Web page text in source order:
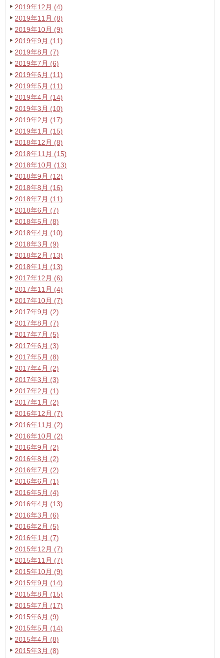
2019年12月 (4)
2019年11月 (8)
2019年10月 (9)
2019年9月 (11)
2019年8月 (7)
2019年7月 (6)
2019年6月 (11)
2019年5月 (11)
2019年4月 (14)
2019年3月 (10)
2019年2月 (17)
2019年1月 (15)
2018年12月 (8)
2018年11月 (15)
2018年10月 (13)
2018年9月 (12)
2018年8月 (16)
2018年7月 (11)
2018年6月 (7)
2018年5月 (8)
2018年4月 (10)
2018年3月 (9)
2018年2月 (13)
2018年1月 (13)
2017年12月 (6)
2017年11月 (4)
2017年10月 (7)
2017年9月 (2)
2017年8月 (7)
2017年7月 (5)
2017年6月 (3)
2017年5月 (8)
2017年4月 (2)
2017年3月 (3)
2017年2月 (1)
2017年1月 (2)
2016年12月 (7)
2016年11月 (2)
2016年10月 (2)
2016年9月 (2)
2016年8月 (2)
2016年7月 (2)
2016年6月 (1)
2016年5月 (4)
2016年4月 (13)
2016年3月 (6)
2016年2月 (5)
2016年1月 (7)
2015年12月 (7)
2015年11月 (7)
2015年10月 (9)
2015年9月 (14)
2015年8月 (15)
2015年7月 (17)
2015年6月 (9)
2015年5月 (14)
2015年4月 (8)
2015年3月 (8)